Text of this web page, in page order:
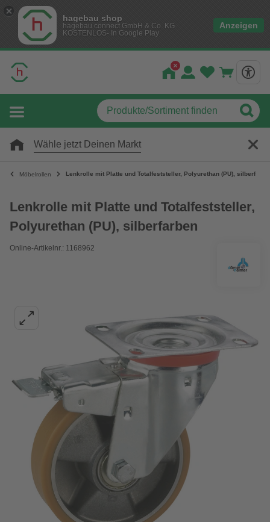
hagebau shop
hagebau connect GmbH & Co. KG
KOSTENLOS- In Google Play
Anzeigen
Wähle jetzt Deinen Markt
Möbelrollen Lenkrolle mit Platte und Totalfeststeller, Polyurethan (PU),
Lenkrolle mit Platte und Totalfeststeller,
Polyurethan (PU), silberfarben
Online-Artikelnr.: 1168962